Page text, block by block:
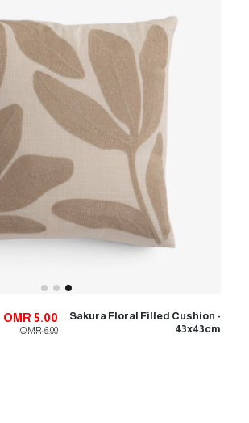
Sakura Floral Filled Cushion -
43x43cm
OMR 5.00
OMR 6.00